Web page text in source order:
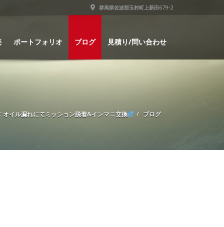
群馬県佐波郡玉村町上新田679-2
ポートフォリオ ブログ 見積り/問い合わせ
オイル漏れにてミッション脱着&インマニ交換
ブログ